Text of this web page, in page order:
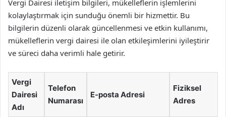
Vergi Dairesi iletişim bilgileri, mükelleflerin işlemlerini
kolaylaştırmak için sunduğu önemli bir hizmettir. Bu
bilgilerin düzenli olarak güncellenmesi ve etkin kullanımı,
mükelleflerin vergi dairesi ile olan etkileşimlerini iyileştirir
ve süreci daha verimli hale getirir.
Vergi
Dairesi
Adı
Telefon
Numarası
E-posta Adresi
Fiziksel
Adres